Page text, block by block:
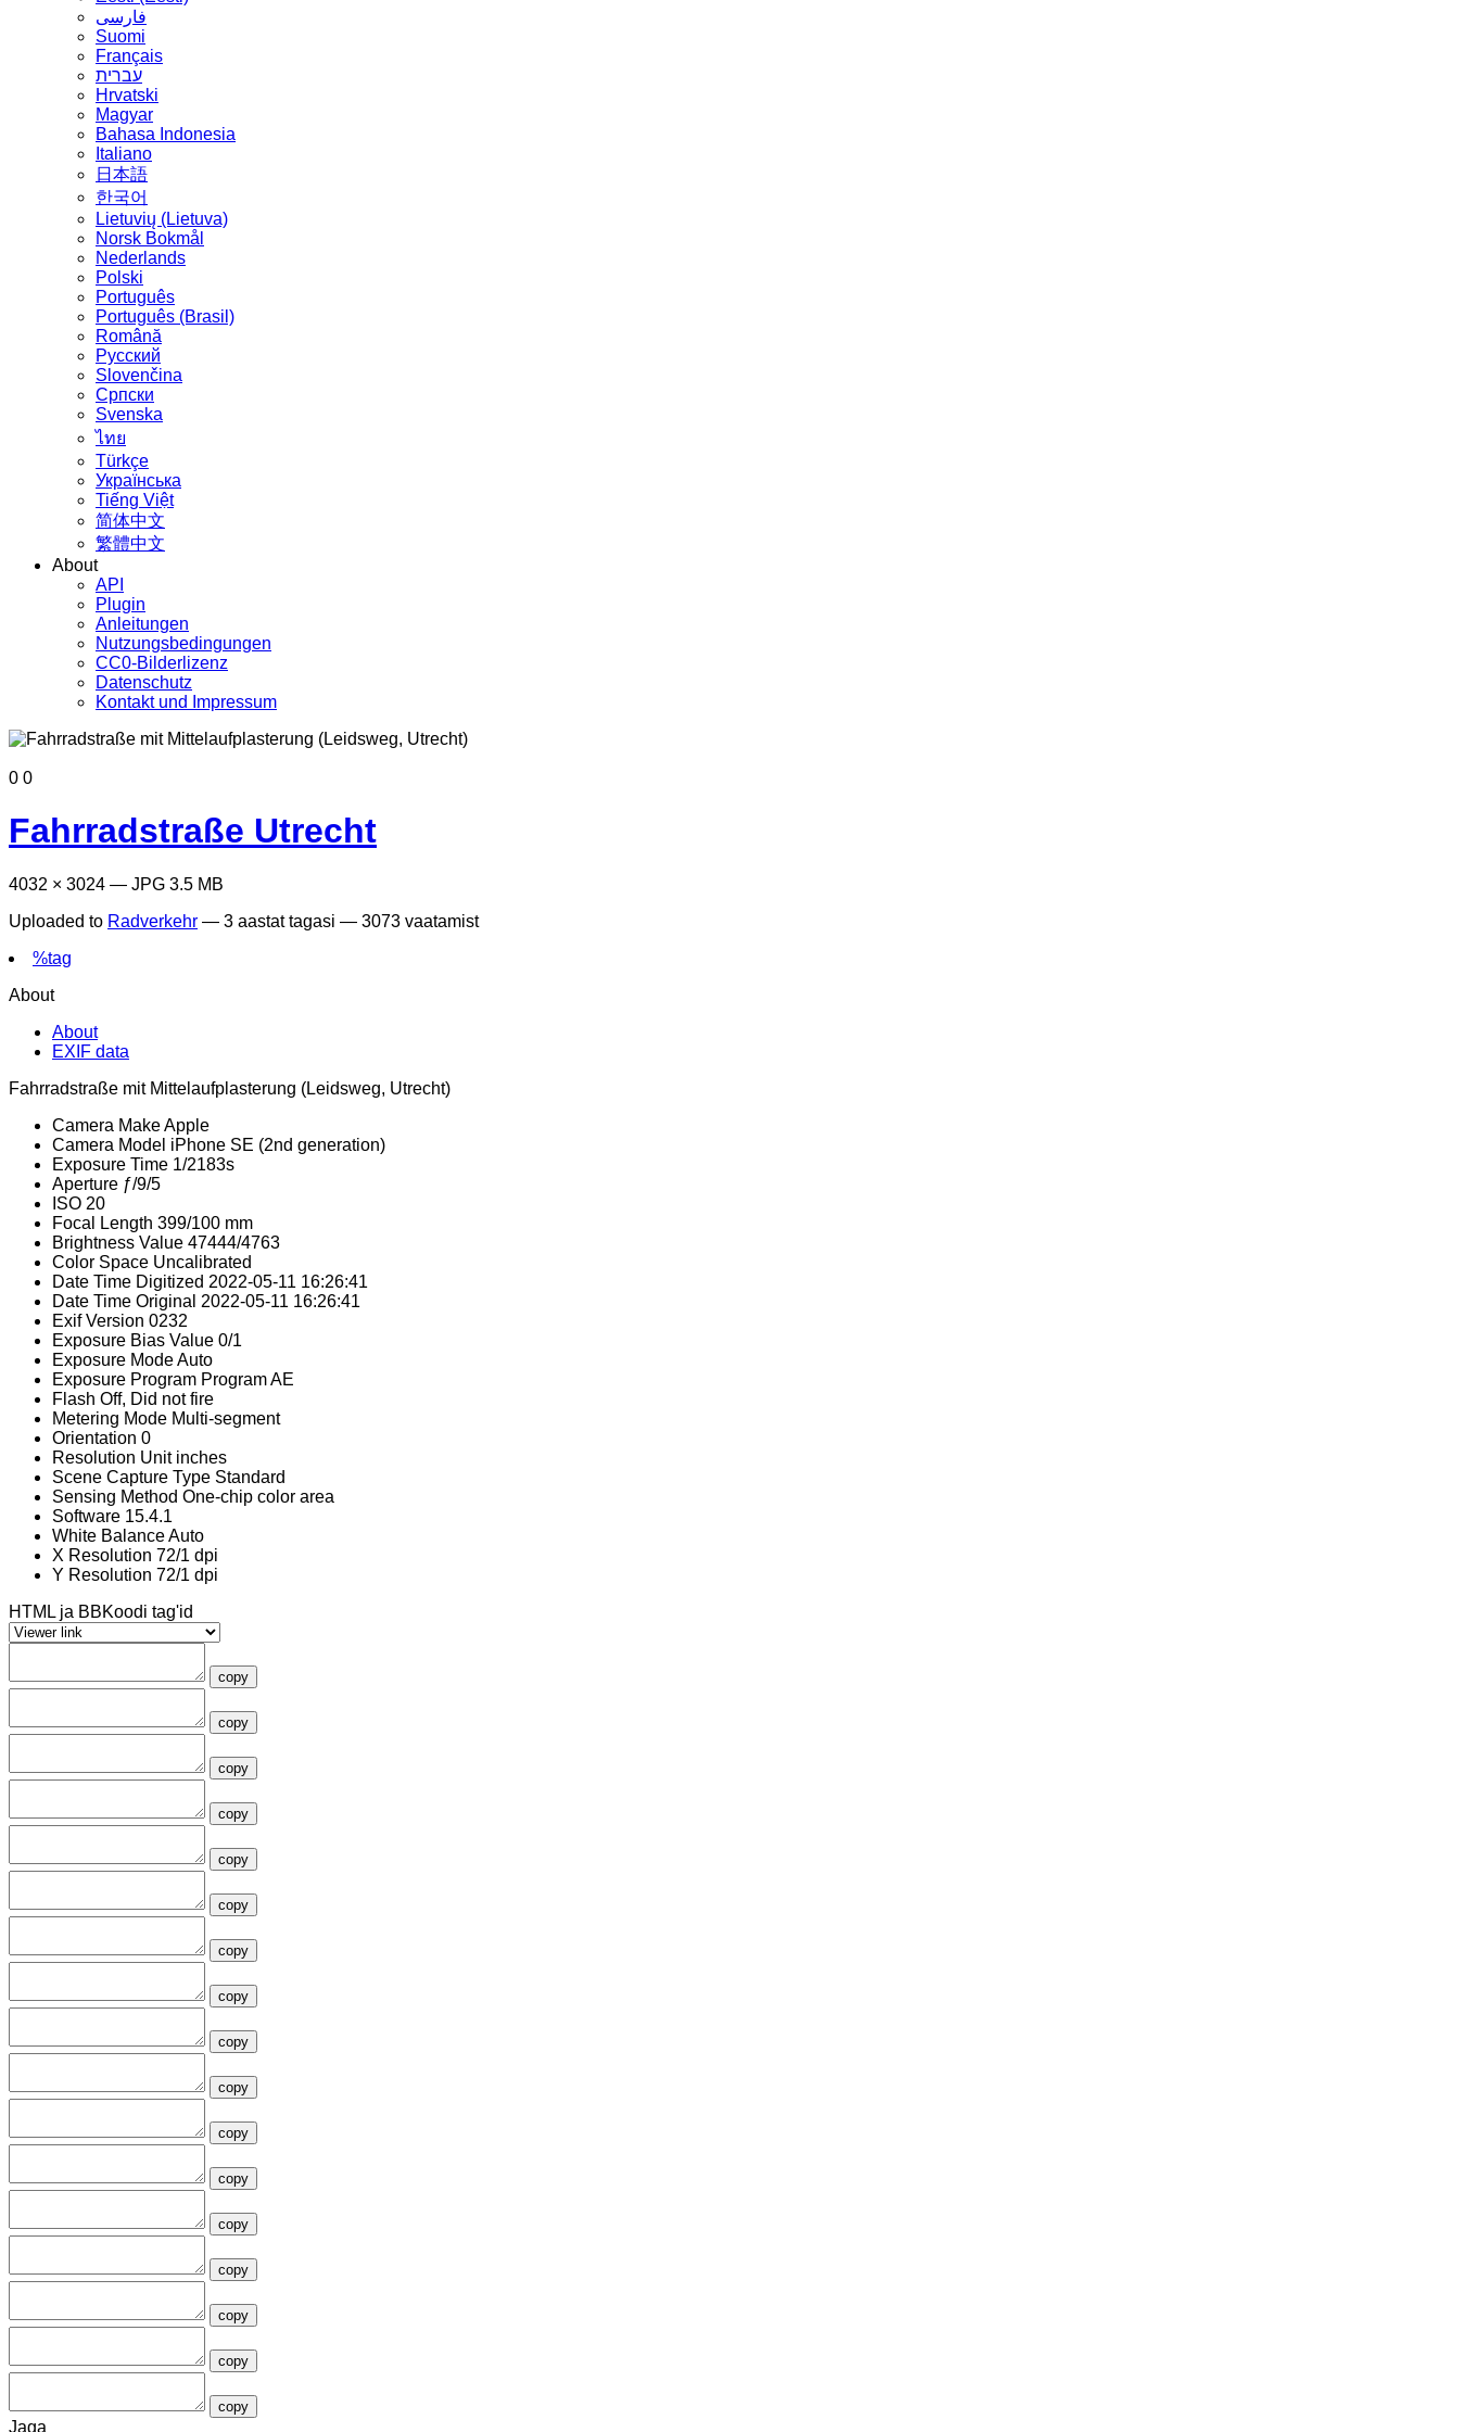
فارسی
Suomi
Français
עברית
Hrvatski
Magyar
Bahasa Indonesia
Italiano
日本語
한국어
Lietuvių (Lietuva)
‪Norsk Bokmål‬
Nederlands
Polski
Português
Português (Brasil)
Română
Русский
Slovenčina
Српски
Svenska
ไทย
Türkçe
Українська
Tiếng Việt
简体中文
繁體中文
About
API
Plugin
Anleitungen
Nutzungsbedingungen
CC0-Bilderlizenz
Datenschutz
Kontakt und Impressum
0 0
Fahrradstraße Utrecht
4032 × 3024 — JPG 3.5 MB
Uploaded to Radverkehr — 3 aastat tagasi — 3073 vaatamist
%tag
About
About
EXIF data
Fahrradstraße mit Mittelaufplasterung (Leidsweg, Utrecht)
Camera MakeApple
Camera Model iPhone SE (2nd generation)
Exposure Time 1/2183s
Aperture ƒ/9/5
ISO 20
Focal Length 399/100 mm
Brightness Value 47444/4763
Color Space Uncalibrated
Date Time Digitized 2022-05-11 16:26:41
Date Time Original 2022-05-11 16:26:41
Exif Version 0232
Exposure Bias Value 0/1
Exposure ModeAuto
Exposure Program Program AE
Flash Off, Did not fire
Metering Mode Multi-segment
Orientation 0
Resolution Unit inches
Scene Capture Type Standard
Sensing Method One-chip color area
Software 15.4.1
White BalanceAuto
X Resolution 72/1 dpi
Y Resolution 72/1 dpi
HTML ja BBKoodi tag'id
copy
copy
copy
copy
copy
copy
copy
copy
copy
copy
copy
copy
copy
copy
copy
copy
copy
Jaga